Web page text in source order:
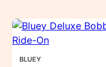
BLUEY